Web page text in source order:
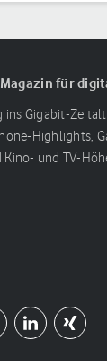
für
ins Gigabit-
Highlights,
Kino- und TV-